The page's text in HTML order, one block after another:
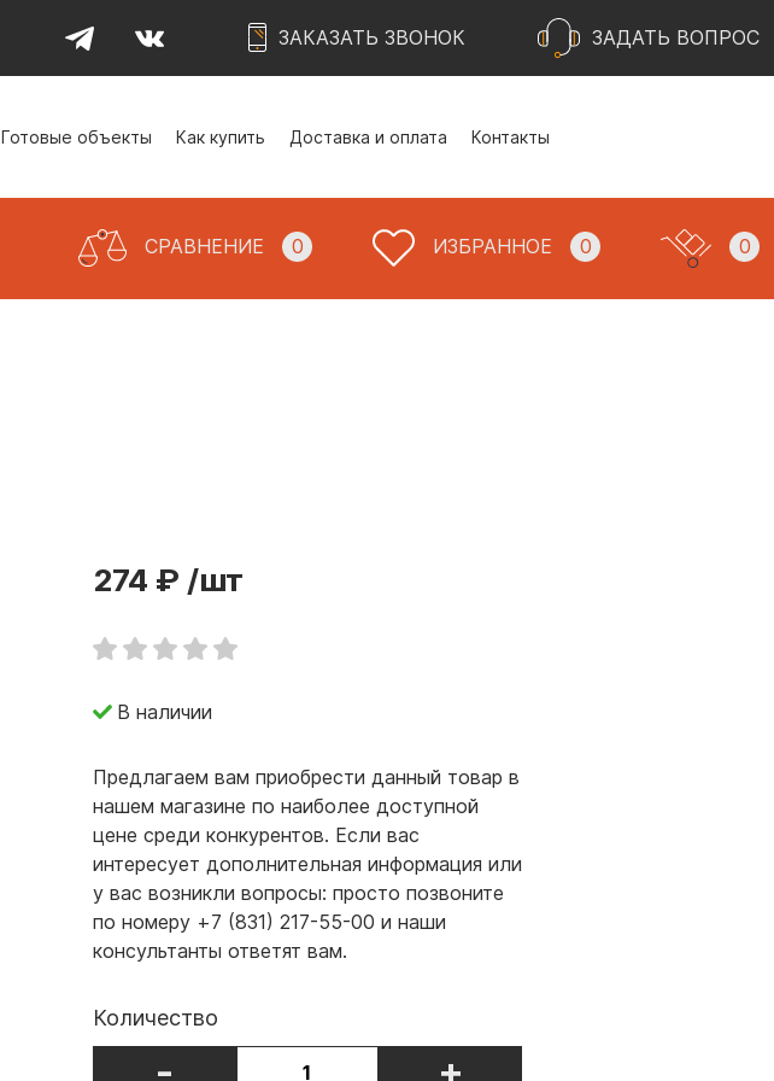
ЗАКАЗАТЬ ЗВОНОК ЗАДАТЬ ВОПРОС
Готовые объекты Как купить Доставка и оплата Контакты
СРАВНЕНИЕ 0 ИЗБРАННОЕ 0 0
274 ₽ /шт
В наличии
Предлагаем вам приобрести данный товар в
нашем магазине по наиболее доступной
цене среди конкурентов. Если вас
интересует дополнительная информация или
у вас возникли вопросы: просто позвоните
по номеру +7 (831) 217-55-00 и наши
консультанты ответят вам.
Количество